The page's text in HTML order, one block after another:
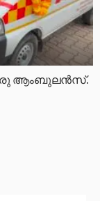
ഒരു ആംബുലൻസ്.